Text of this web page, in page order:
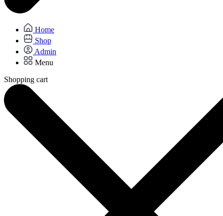
Home
Shop
Admin
Menu
Shopping cart